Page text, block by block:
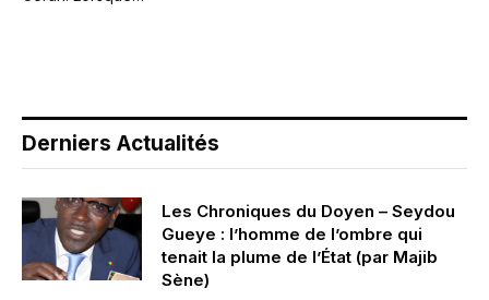
Derniers Actualités
Les Chroniques du Doyen – Seydou
Gueye : l’homme de l’ombre qui
tenait la plume de l’État (par Majib
Sène)